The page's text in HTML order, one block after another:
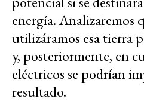
energía. Analizaremos
utilizáramos esa tierra
y, posteriormente, en
eléctricos se podrían
resultado.